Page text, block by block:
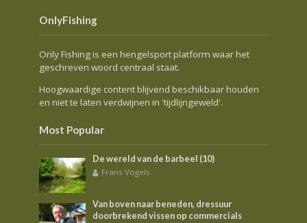
OnlyFishing
Only Fishing is een hengelsport platform waar het
geschreven woord centraal staat.
Hoogwaardige content blijvend beschikbaar houden
en niet te laten verdwijnen in 'tijdlijngeweld'.
Most Popular
De wereld van de barbeel (10)
Frans Vogels
Van boven naar beneden, dressuur
doorbrekend vissen op commercials